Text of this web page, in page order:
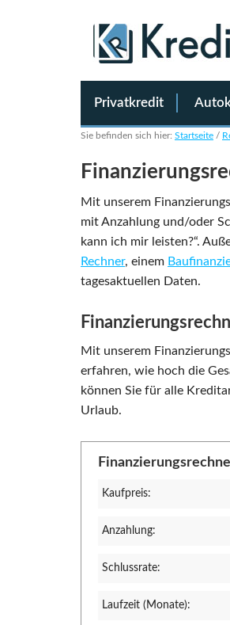
Privatkredit
Sie befinden sich hier: Startseite /
Mit unserem
mit Anzahlung und/oder
kann ich mir leisten?“.
Rechner, einem
tagesaktuellen Daten.
Mit unserem
erfahren, wie hoch die
können Sie für alle
Urlaub.
Kaufpreis:
Anzahlung:
Schlussrate:
Laufzeit (Monate):